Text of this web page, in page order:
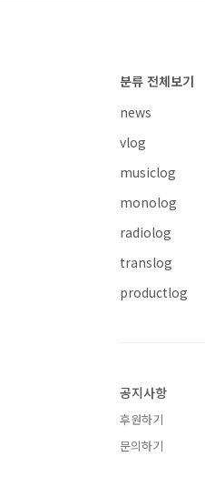
분류 전체보기
news
vlog
musiclog
monolog
radiolog
translog
productlog
공지사항
후원하기
문의하기